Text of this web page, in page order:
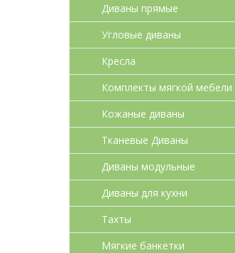
Диваны прямые
Угловые диваны
Кресла
Комплекты мягкой мебели
Кожаные диваны
Тканевые Диваны
Диваны модульные
Диваны для кухни
Тахты
Мягкие банкетки